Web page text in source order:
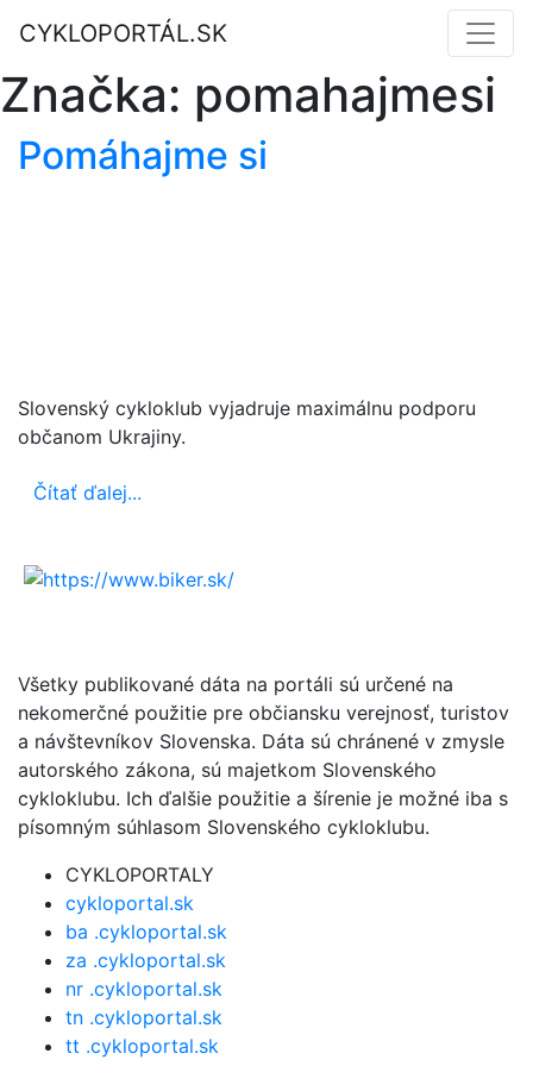
CYKLOPORTÁL.SK
Značka: pomahajmesi
Pomáhajme si
Slovenský cykloklub vyjadruje maximálnu podporu
občanom Ukrajiny.
Čítať ďalej...
Všetky publikované dáta na portáli sú určené na
nekomerčné použitie pre občiansku verejnosť, turistov
a návštevníkov Slovenska. Dáta sú chránené v zmysle
autorského zákona, sú majetkom Slovenského
cykloklubu. Ich ďalšie použitie a šírenie je možné iba s
písomným súhlasom Slovenského cykloklubu.
CYKLOPORTALY
cykloportal.sk
ba .cykloportal.sk
za .cykloportal.sk
nr .cykloportal.sk
tn .cykloportal.sk
tt .cykloportal.sk